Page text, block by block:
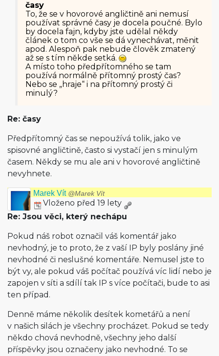
časy
To, že se v hovorové angličtině ani nemusí
používat správné časy je docela poučné. Bylo
by docela fajn, kdyby jste udělal někdy
článek o tom co vše se dá vynechávat, měnit
apod. Alespoň pak nebude člověk zmatený
až se s tím někde setká.
A místo toho předpřítomného se tam
používá normálně přítomný prostý čas?
Nebo se „hraje“ i na přítomný prostý či
minulý?
Re: časy
Předpřítomný čas se nepoužívá tolik, jako ve
spisovné angličtině, často si vystačí jen s minulým
časem. Někdy se mu ale ani v hovorové angličtině
nevyhnete.
Marek Vít @Marek Vít
Vloženo před 19 lety
Re: Jsou věci, který nechápu
Pokud náš robot označil váš komentář jako
nevhodný, je to proto, že z vaší IP byly poslány jiné
nevhodné či neslušné komentáře. Nemusel jste to
být vy, ale pokud váš počítač používá víc lidí nebo je
zapojen v síti a sdílí tak IP s více počítači, bude to asi
ten případ.
Denně máme několik desítek kometářů a není
v našich silách je všechny procházet. Pokud se tedy
někdo chová nevhodně, všechny jeho další
příspěvky jsou označeny jako nevhodné. To se